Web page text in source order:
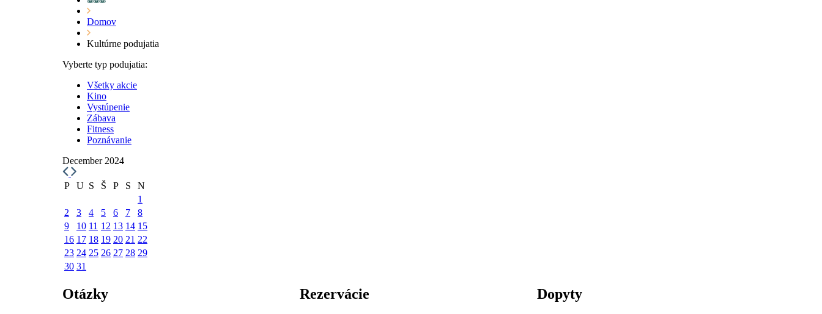
Domov
Kultúrne podujatia
Vyberte typ podujatia:
Všetky akcie
Kino
Vystúpenie
Zábava
Fitness
Poznávanie
December 2024
P U S Š P S
N
1
2
3 4 5 6 7
8
9
10 11 12 13 14 15
16 17 18 19 20 21 22
23 24 25 26 27 28 29
30 31
Otázky Rezervácie Dopyty